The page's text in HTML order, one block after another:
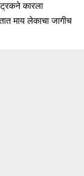
कारला
माय लेकाचा जागीच